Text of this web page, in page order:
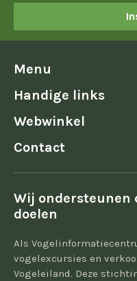
Menu
Handige links
Webwinkel
Contact
Wij ondersteunen
doelen
Als
vogelexcursies en
Vogeleiland. Deze